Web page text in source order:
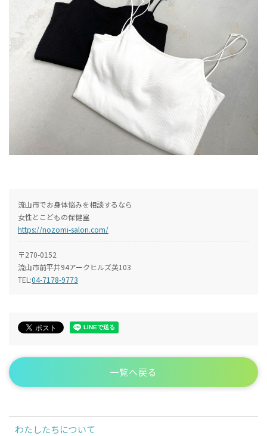
流山市でお身体悩みを相談するなら
女性とこどもの保健室
https://nozomi-salon.com/
〒270-0152
流山市前平井94アークヒルズ英103
TEL:04-7178-9773
一覧へ戻る
わたしたちについて